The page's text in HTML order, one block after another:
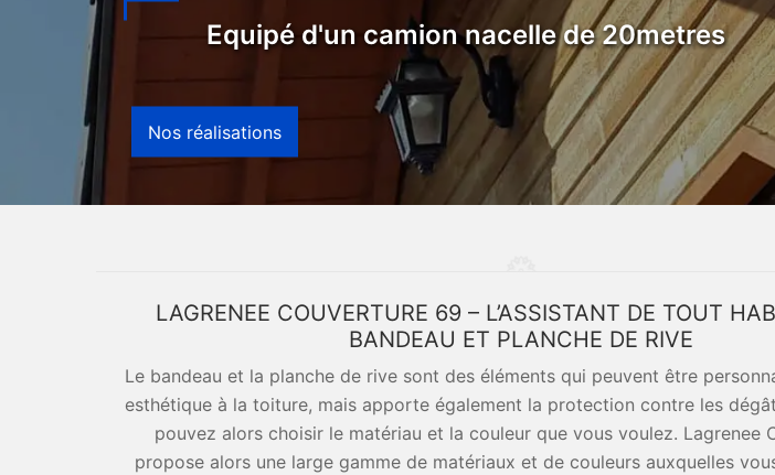
Equipé d'un camion nacelle de 20metres
Nos réalisations
LAGRENEE COUVERTURE 69 – L’ASSISTANT DE TOUT
BANDEAU ET PLANCHE DE RIVE
Le bandeau et la planche de rive sont des éléments qui peuvent être
esthétique à la toiture, mais apporte également la protection contre les
pouvez alors choisir le matériau et la couleur que vous voulez. Lagrenee
propose alors une large gamme de matériaux et de couleurs auxquelles